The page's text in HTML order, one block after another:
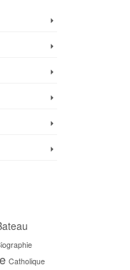
Catholique